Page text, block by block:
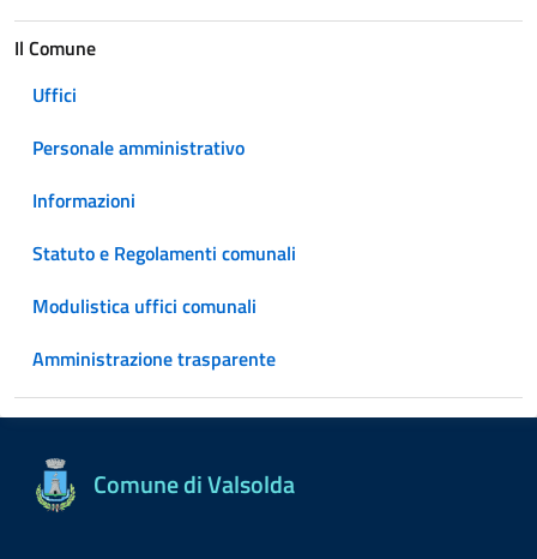
Il Comune
Uffici
Personale amministrativo
Informazioni
Statuto e Regolamenti comunali
Modulistica uffici comunali
Amministrazione trasparente
Comune di Valsolda